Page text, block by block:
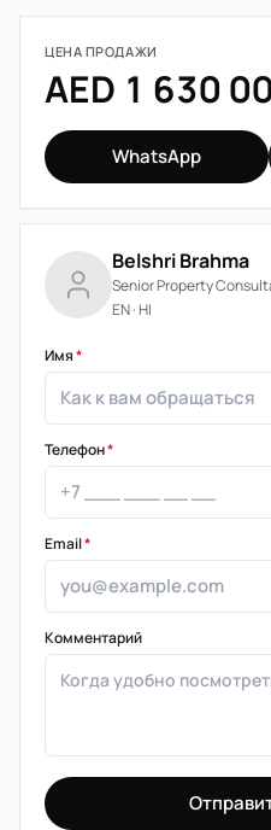
ЦЕНА ПРОДАЖИ
AED 1 630
WhatsApp
Belshri Brahma
Senior Property
EN · HI
Имя*
Телефон*
Email*
Комментарий